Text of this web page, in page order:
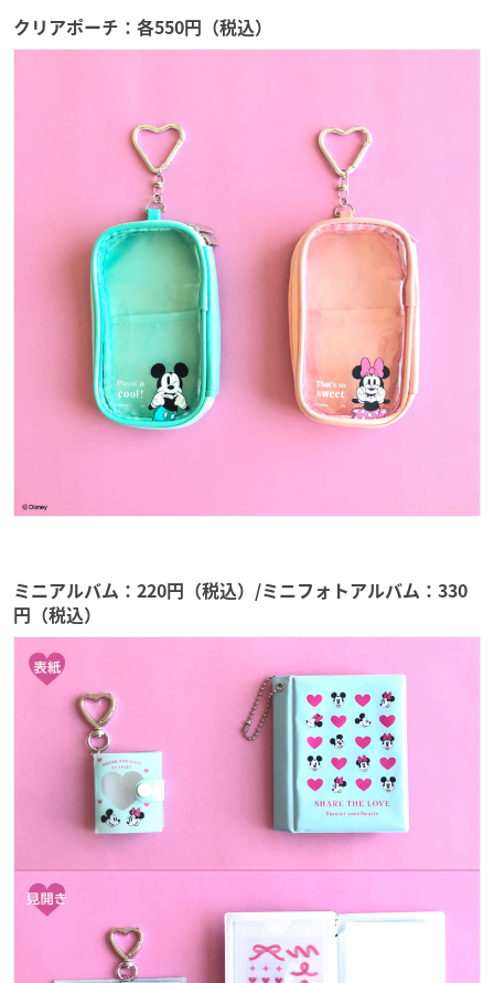
クリアポーチ：各550円（税込）
ミニアルバム：220円（税込）/ミニフォトアルバム：330
円（税込）